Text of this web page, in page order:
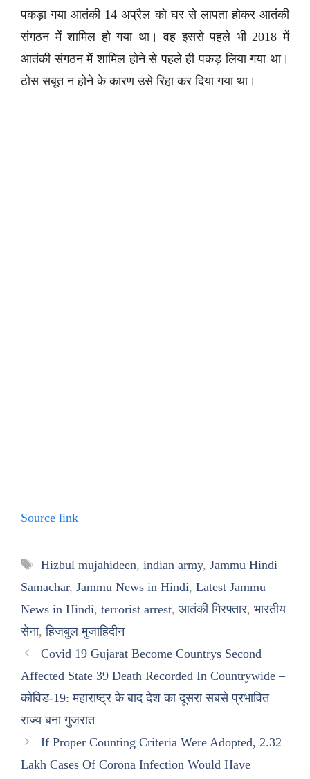
पकड़ा गया आतंकी 14 अप्रैल को घर से लापता होकर आतंकी
संगठन में शामिल हो गया था। वह इससे पहले भी 2018 में
आतंकी संगठन में शामिल होने से पहले ही पकड़ लिया गया था।
ठोस सबूत न होने के कारण उसे रिहा कर दिया गया था।
Source link
Tags
Hizbul mujahideen, indian army, Jammu Hindi
Samachar, Jammu News in Hindi, Latest Jammu
News in Hindi, terrorist arrest, आतंकी गिरफ्तार, भारतीय
सेना,हिजबुल मुजाहिदीन
Covid 19 Gujarat Become Countrys Second
Affected State 39 Death Recorded In Countrywide –
कोविड-19: महाराष्ट्र के बाद देश का दूसरा सबसे प्रभावित
राज्य बना गुजरात
If Proper Counting Criteria Were Adopted, 2.32
Lakh Cases Of Corona Infection Would Have